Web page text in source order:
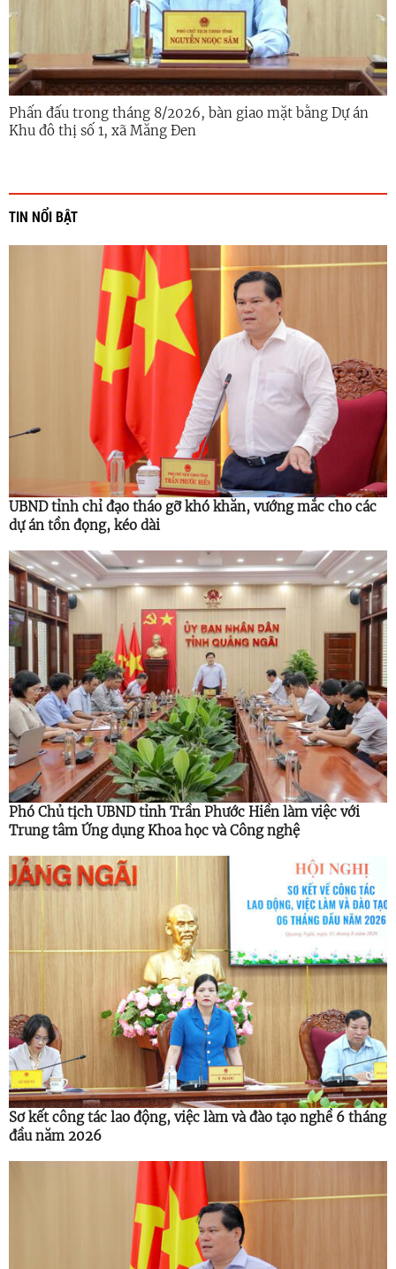
Phấn đấu trong tháng 8/2026, bàn giao mặt bằng Dự án
Khu đô thị số 1, xã Măng Đen
TIN NỔI BẬT
UBND tỉnh chỉ đạo tháo gỡ khó khăn, vướng mắc cho các
dự án tồn đọng, kéo dài
Phó Chủ tịch UBND tỉnh Trần Phước Hiền làm việc với
Trung tâm Ứng dụng Khoa học và Công nghệ
Sơ kết công tác lao động, việc làm và đào tạo nghề 6 tháng
đầu năm 2026